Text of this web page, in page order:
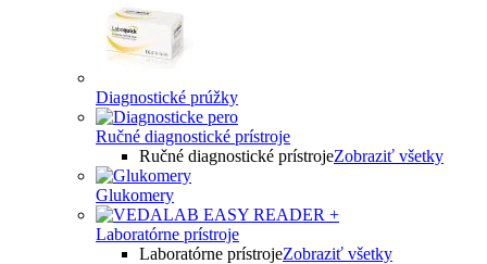
Diagnostické prúžky
Ručné diagnostické prístroje
Ručné diagnostické prístrojeZobraziť všetky
Glukomery
Laboratórne prístroje
Laboratórne prístrojeZobraziť všetky